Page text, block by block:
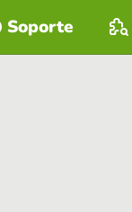
Soporte